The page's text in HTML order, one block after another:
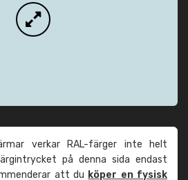
verkar RAL-färger inte helt
på denna sida endast
att du köper en fysisk